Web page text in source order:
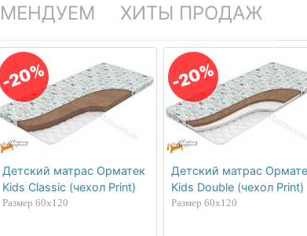
ХИТЫ ПРОДАЖ
Детский матрас Орматек
Kids Classic (чехол Print)
Размер 60х120
-20%
Детский матрас
Kids Double (чехол Print)
Размер 60х120